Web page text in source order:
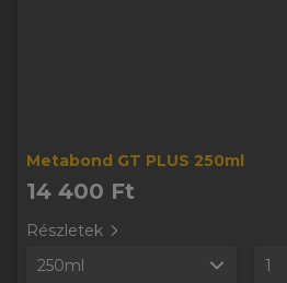
Metabond GT PLUS 250ml
14 400 Ft
Részletek
250ml
1